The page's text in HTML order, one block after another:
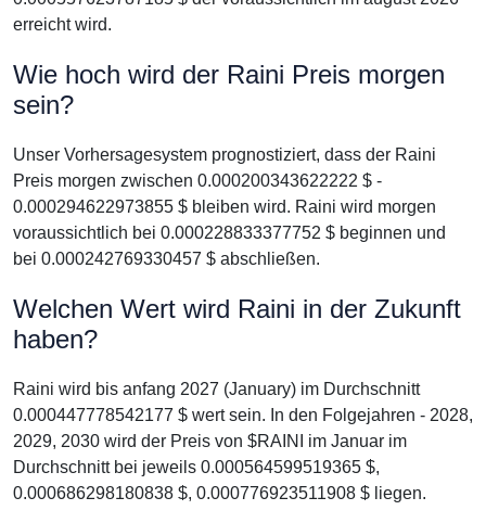
erreicht wird.
Wie hoch wird der Raini Preis morgen
sein?
Unser Vorhersagesystem prognostiziert, dass der Raini
Preis morgen zwischen 0.000200343622222 $ -
0.000294622973855 $ bleiben wird. Raini wird morgen
voraussichtlich bei 0.000228833377752 $ beginnen und
bei 0.000242769330457 $ abschließen.
Welchen Wert wird Raini in der Zukunft
haben?
Raini wird bis anfang 2027 (January) im Durchschnitt
0.000447778542177 $ wert sein. In den Folgejahren - 2028,
2029, 2030 wird der Preis von $RAINI im Januar im
Durchschnitt bei jeweils 0.000564599519365 $,
0.000686298180838 $, 0.000776923511908 $ liegen.